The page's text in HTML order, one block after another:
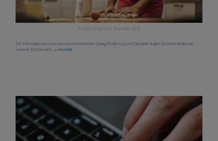
Ernährung und Soziales (ES)
Für Informationen zum berufsorientierenden Zweig Ernährung und Soziales fragen Sie bitte direkt bei
unserer Schule nach. → Kontakt